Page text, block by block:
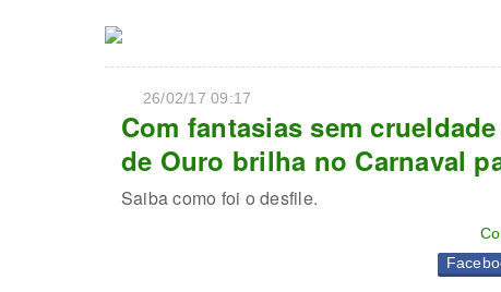
26/02/17 09:17
Com fantasias sem
de Ouro brilha no Carnaval
Saiba como foi o desfile.